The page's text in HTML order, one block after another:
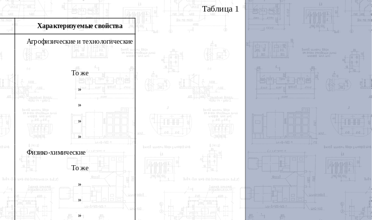
Таблица 1
Характеризуемые свойства
Агрофизические и технологические
То же
»
»
»
»
Физико-химические
То же
»
»
»